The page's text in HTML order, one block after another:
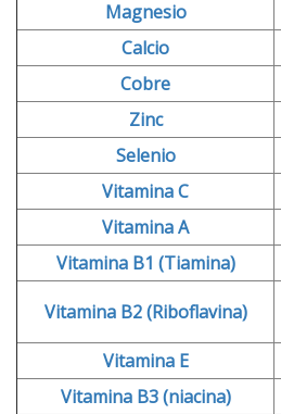
Magnesio
Calcio
Cobre
Zinc
Selenio
Vitamina C
Vitamina A
Vitamina B1 (Tiamina)
Vitamina B2 (Riboflavina)
Vitamina E
Vitamina B3 (niacina)